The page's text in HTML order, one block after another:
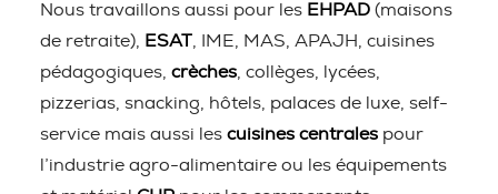
Nous travaillons aussi pour les EHPAD (maisons
de retraite),
ESAT , IME, MAS, APAJH, cuisines
pédagogiques, crèches , collèges, lycées,
pizzerias, snacking, hôtels, palaces de luxe, self-
service mais aussi les cuisines centrales pour
l’industrie agro-alimentaire ou les équipements